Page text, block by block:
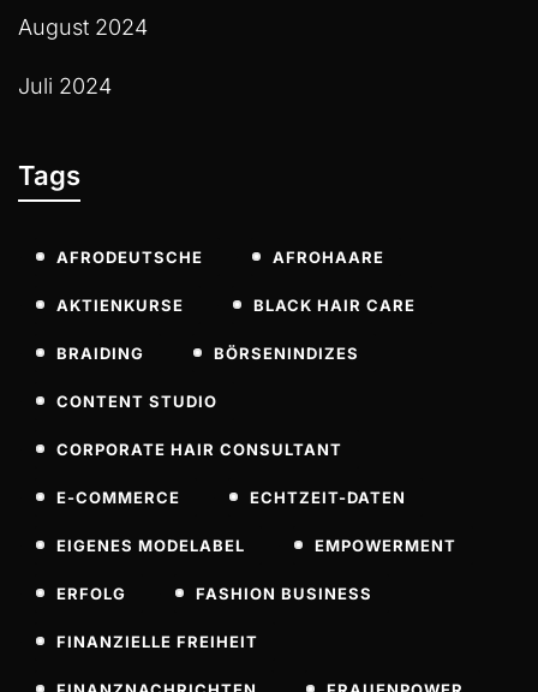
August 2024
Juli 2024
Tags
AFRODEUTSCHE AFROHAARE
AKTIENKURSE BLACK HAIR CARE
BRAIDING BÖRSENINDIZES
CONTENT STUDIO
CORPORATE HAIR CONSULTANT
E-COMMERCE ECHTZEIT-DATEN
EIGENES MODELABEL EMPOWERMENT
ERFOLG FASHION BUSINESS
FINANZIELLE FREIHEIT